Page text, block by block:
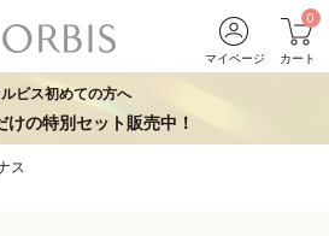
マイページ
0
カート
ビス初めての方へ
けの特別セット販売中！
ス